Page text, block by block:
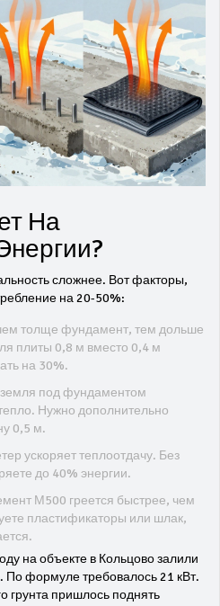
На
сложнее. Вот факторы,
на 20-50%:
толще фундамент, тем дольше
плиты 0,8 м вместо 0,4 м
на 30%.
под фундаментом
Нужно дополнительно
0,5 м.
ускоряет теплоотдачу. Без
до 40% энергии.
М500 греется быстрее, чем
пластификаторы или шлак,
на объекте в Кольцово залили
формуле требовалось 21 кВт.
грунта пришлось поднять